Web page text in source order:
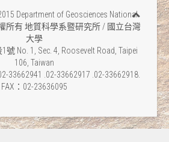
Department of Geosciences National
權所有 地質科學系暨研究所 / 國立台灣
大學
No. 1, Sec. 4, Roosevelt Road, Taipei
106, Taiwan
33662941 .02-33662917 .02-33662918.
FAX：02-23636095